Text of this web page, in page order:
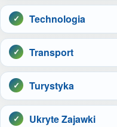
Technologia
Transport
Turystyka
Ukryte Zajawki